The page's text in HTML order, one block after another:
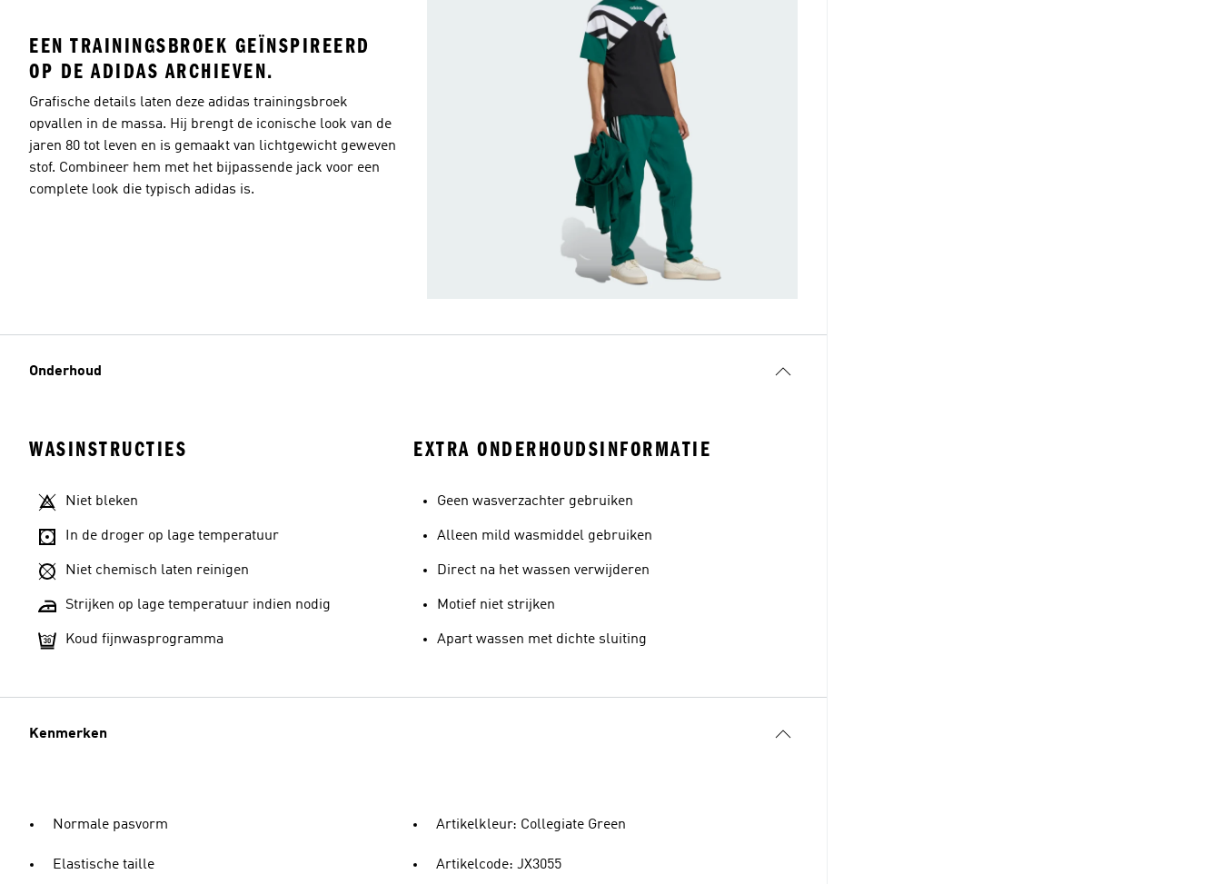
EEN TRAININGSBROEK GEÏNSPIREERD
OP DE ADIDAS ARCHIEVEN.
Grafische details laten deze adidas trainingsbroek
opvallen in de massa. Hij brengt de iconische look van de
jaren 80 tot leven en is gemaakt van lichtgewicht geweven
stof. Combineer hem met het bijpassende jack voor een
complete look die typisch adidas is.
Onderhoud
WASINSTRUCTIES
Niet bleken
In de droger op lage temperatuur
Niet chemisch laten reinigen
Strijken op lage temperatuur indien nodig
Koud fijnwasprogramma
EXTRA ONDERHOUDSINFORMATIE
Geen wasverzachter gebruiken
Alleen mild wasmiddel gebruiken
Direct na het wassen verwijderen
Motief niet strijken
Apart wassen met dichte sluiting
Kenmerken
Normale pasvorm
Elastische taille
Artikelkleur: Collegiate Green
Artikelcode: JX3055